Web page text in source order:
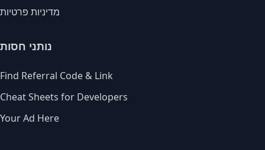
מדיניות פרטיות
נותני חסות
Find Referral Code & Link
Cheat Sheets for Developers
Your Ad Here